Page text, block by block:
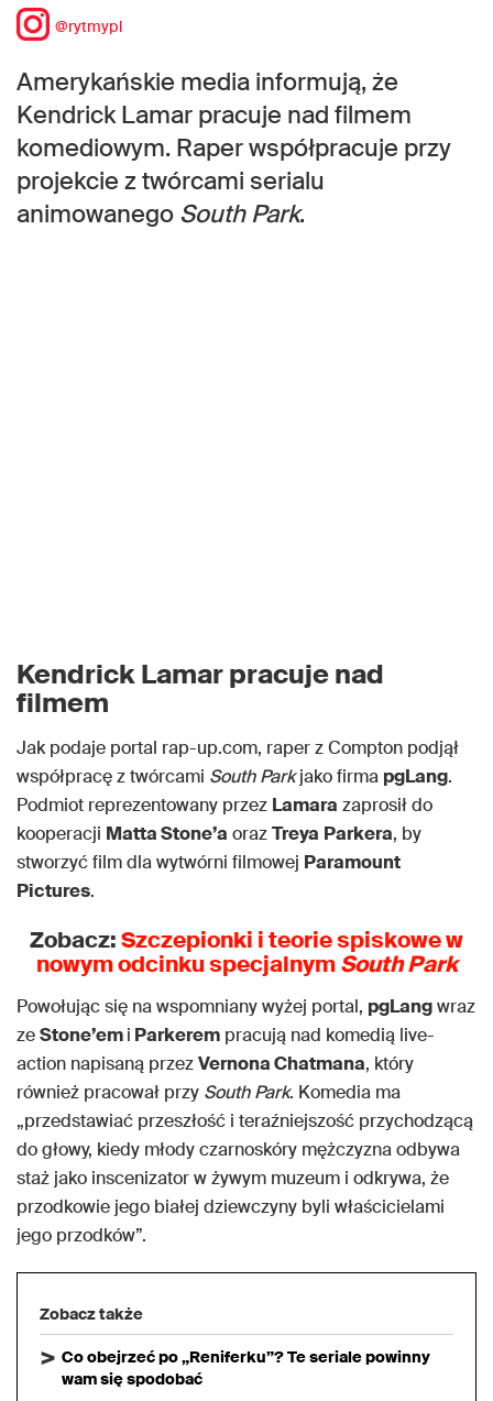
@rytmypl
Amerykańskie media informują, że
Kendrick Lamar pracuje nad filmem
komediowym. Raper współpracuje przy
projekcie z twórcami serialu
animowanego South Park.
Kendrick Lamar pracuje nad
filmem
Jak podaje portal rap-up.com, raper z Compton podjął
współpracę z twórcami South Parkjako firma pgLang.
Podmiot reprezentowany przez Lamara zaprosił do
kooperacji Matta Stone’a orazTreya Parkera, by
stworzyć film dla wytwórni filmowej Paramount
Pictures.
Zobacz:Szczepionki i teorie spiskowe w
nowym odcinku specjalnymSouth Park
Powołując się na wspomniany wyżej portal, pgLangwraz
zeStone’emi Parkerem pracują nad komedią live-
action napisaną przezVernona Chatmana, który
również pracował przy South Park. Komedia ma
„przedstawiać przeszłość i teraźniejszość przychodzącą
do głowy, kiedy młody czarnoskóry mężczyzna odbywa
staż jako inscenizator w żywym muzeum i odkrywa, że
przodkowie jego białej dziewczyny byli właścicielami
jego przodków”.
Zobacz także
Co obejrzeć po „Reniferku”? Te seriale powinny
wam się spodobać